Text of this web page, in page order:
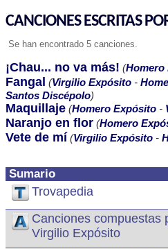
CANCIONES ESCRITAS
Se han encontrado 5 canciones.
Sumario
Trovapedia
Canciones compuestas
Virgilio Expósito
¡Chau... no va más! (Homero
Fangal (Virgilio Expósito -
Santos Discépolo)
Maquillaje (Homero Expósito -
Naranjo en flor (Homero
Vete de mí (Virgilio Expósito -